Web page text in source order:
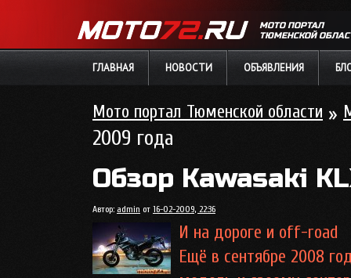
МОТО ПОРТАЛ
ТЮМЕНСКОЙ
ГЛАВНАЯ НОВОСТИ ОБЪЯВЛЕНИЯ
Мото портал Тюменской области »
2009 года
Обзор Kawasaki
Автор: admin от 16-02-2009, 22:36
И на дороге и off-road
Ещё в сентябре 2008